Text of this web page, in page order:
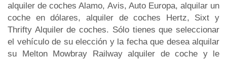
alquiler de coches Alamo, Avis, Auto Europa, alquilar un
coche en dólares, alquiler de coches Hertz, Sixt y
Thrifty Alquiler de coches. Sólo tienes que seleccionar
el vehículo de su elección y la fecha que desea alquilar
su Melton Mowbray Railway alquiler de coche y le